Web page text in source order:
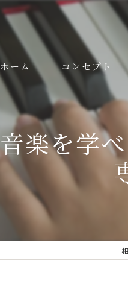
ホーム コンセプト
スタッフ
楽を学